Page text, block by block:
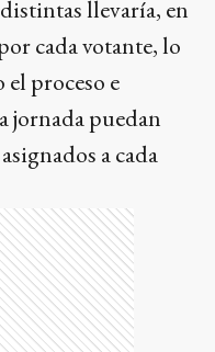
llevaría, en
cada votante, lo
proceso e
puedan
a cada